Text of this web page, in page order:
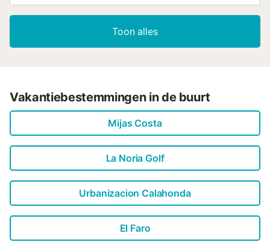
Toon alles
Vakantiebestemmingen in de buurt
Mijas Costa
La Noria Golf
Urbanizacion Calahonda
El Faro